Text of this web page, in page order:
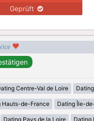
Geprüft
Centre-Val de Loire
Hauts-de-France Dating Île-
Dating Pays de la Loire Dating